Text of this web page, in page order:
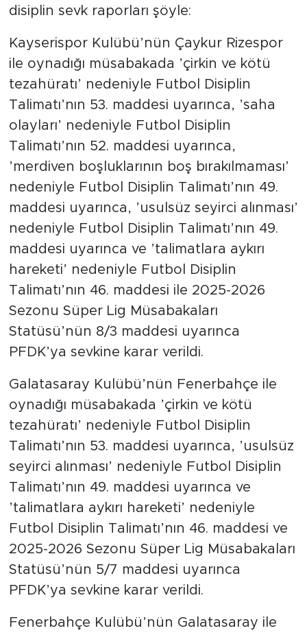
disiplin sevk raporları şöyle:
Kayserispor Kulübü’nün Çaykur Rizespor
ile oynadığı müsabakada ’çirkin ve kötü
tezahüratı’ nedeniyle Futbol Disiplin
Talimatı’nın 53. maddesi uyarınca, ’saha
olayları’ nedeniyle Futbol Disiplin
Talimatı’nın 52. maddesi uyarınca,
’merdiven boşluklarının boş bırakılmaması’
nedeniyle Futbol Disiplin Talimatı’nın 49.
maddesi uyarınca, ’usulsüz seyirci alınması’
nedeniyle Futbol Disiplin Talimatı’nın 49.
maddesi uyarınca ve ’talimatlara aykırı
hareketi’ nedeniyle Futbol Disiplin
Talimatı’nın 46. maddesi ile 2025-2026
Sezonu Süper Lig Müsabakaları
Statüsü’nün 8/3 maddesi uyarınca
PFDK’ya sevkine karar verildi.
Galatasaray Kulübü’nün Fenerbahçe ile
oynadığı müsabakada ’çirkin ve kötü
tezahüratı’ nedeniyle Futbol Disiplin
Talimatı’nın 53. maddesi uyarınca, ’usulsüz
seyirci alınması’ nedeniyle Futbol Disiplin
Talimatı’nın 49. maddesi uyarınca ve
’talimatlara aykırı hareketi’ nedeniyle
Futbol Disiplin Talimatı’nın 46. maddesi ve
2025-2026 Sezonu Süper Lig Müsabakaları
Statüsü’nün 5/7 maddesi uyarınca
PFDK’ya sevkine karar verildi.
Fenerbahçe Kulübü’nün Galatasaray ile